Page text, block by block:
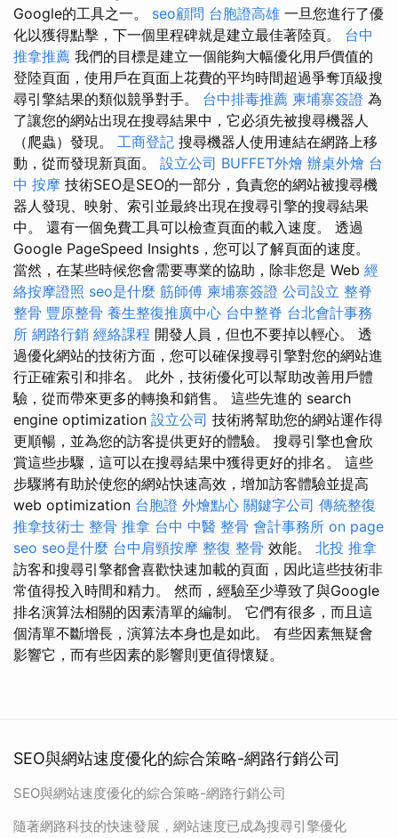
Google的工具之一。 seo顧問 台胞證高雄 一旦您進行了優
化以獲得點擊，下一個里程碑就是建立最佳著陸頁。 台中
推拿推薦 我們的目標是建立一個能夠大幅優化用戶價值的
登陸頁面，使用戶在頁面上花費的平均時間超過爭奪頂級搜
尋引擎結果的類似競爭對手。 台中排毒推薦 柬埔寨簽證 為
了讓您的網站出現在搜尋結果中，它必須先被搜尋機器人
（爬蟲）發現。 工商登記 搜尋機器人使用連結在網路上移
動，從而發現新頁面。 設立公司 BUFFET外燴 辦桌外燴 台
中 按摩 技術SEO是SEO的一部分，負責您的網站被搜尋機
器人發現、映射、索引並最終出現在搜尋引擎的搜尋結果
中。 還有一個免費工具可以檢查頁面的載入速度。 透過
Google PageSpeed Insights，您可以了解頁面的速度。
當然，在某些時候您會需要專業的協助，除非您是 Web 經
絡按摩證照 seo是什麼 筋師傅 柬埔寨簽證 公司設立 整脊
整骨 豐原整骨 養生整復推廣中心 台中整脊 台北會計事務
所 網路行銷 經絡課程 開發人員，但也不要掉以輕心。 透
過優化網站的技術方面，您可以確保搜尋引擎對您的網站進
行正確索引和排名。 此外，技術優化可以幫助改善用戶體
驗，從而帶來更多的轉換和銷售。 這些先進的 search
engine optimization 設立公司 技術將幫助您的網站運作得
更順暢，並為您的訪客提供更好的體驗。 搜尋引擎也會欣
賞這些步驟，這可以在搜尋結果中獲得更好的排名。 這些
步驟將有助於使您的網站快速高效，增加訪客體驗並提高
web optimization 台胞證 外燴點心 關鍵字公司 傳統整復
推拿技術士 整骨 推拿 台中 中醫 整骨 會計事務所 on page
seo seo是什麼 台中肩頸按摩 整復 整骨 效能。 北投 推拿
訪客和搜尋引擎都會喜歡快速加載的頁面，因此這些技術非
常值得投入時間和精力。 然而，經驗至少導致了與Google
排名演算法相關的因素清單的編制。 它們有很多，而且這
個清單不斷增長，演算法本身也是如此。 有些因素無疑會
影響它，而有些因素的影響則更值得懷疑。
SEO與網站速度優化的綜合策略-網路行銷公司
SEO與網站速度優化的綜合策略-網路行銷公司
隨著網路科技的快速發展，網站速度已成為搜尋引擎優化